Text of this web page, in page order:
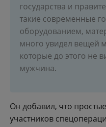
государства и
такие современные
оборудованием,
много увидел вещей
которые до этого не
мужчина.
Он добавил, что
участников